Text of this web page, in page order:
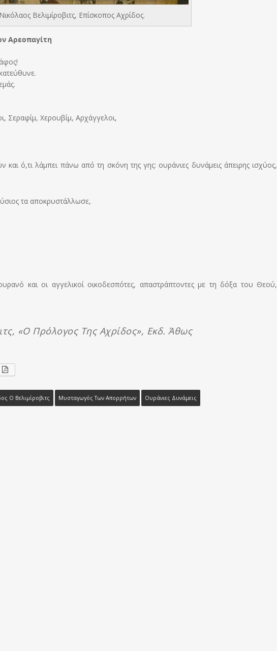
Βελιμίροβιτς, Επίσκοπος Αχρίδος.
Αρεοπαγίτη
Σεραφίμ, Χερουβίμ, Αρχάγγελοι,
ό,τι λάμπει πάνω από τη σκόνη της γης: ουράνιες δυνάμεις άπειρης ισχύος,
τα αποκρυστάλλωσε,
και οι αγγελικοί οικοδεσπότες, απαστράπτοντες με τη δόξα του Θεού,
«Ο Πρόλογος Της Αχρίδος», Εκδ. Άθως
Ο Βελιμίροβιτς Μυσταγωγός Των Απορρήτων Ουράνιες Δυνάμεις